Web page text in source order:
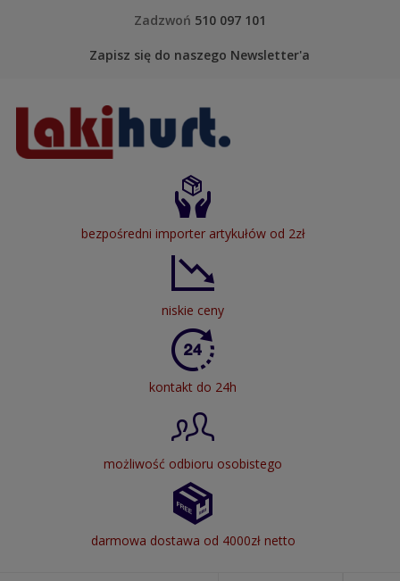
Zadzwoń 510 097 101
Zapisz się do naszego Newsletter'a
bezpośredni importer artykułów od 2zł
niskie ceny
kontakt do 24h
możliwość odbioru osobistego
darmowa dostawa od 4000zł netto